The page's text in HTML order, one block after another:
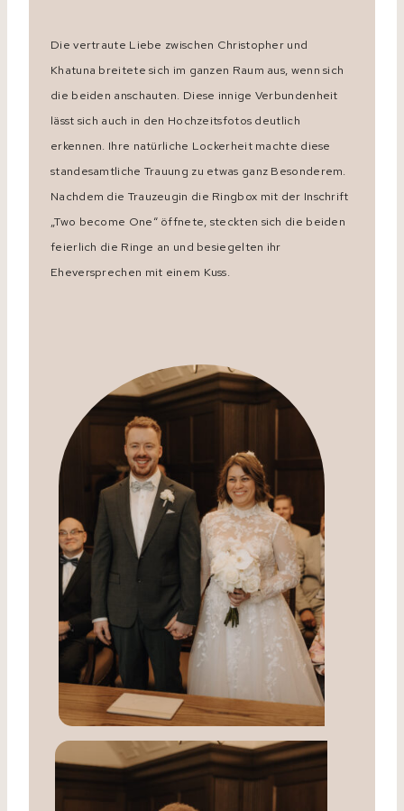
Die vertraute Liebe zwischen Christopher und
Khatuna breitete sich im ganzen Raum aus, wenn sich
die beiden anschauten. Diese innige Verbundenheit
lässt sich auch in den Hochzeitsfotos deutlich
erkennen. Ihre natürliche Lockerheit machte diese
standesamtliche Trauung zu etwas ganz Besonderem.
Nachdem die Trauzeugin die Ringbox mit der Inschrift
„Two become One“ öffnete, steckten sich die beiden
feierlich die Ringe an und besiegelten ihr
Eheversprechen mit einem Kuss.